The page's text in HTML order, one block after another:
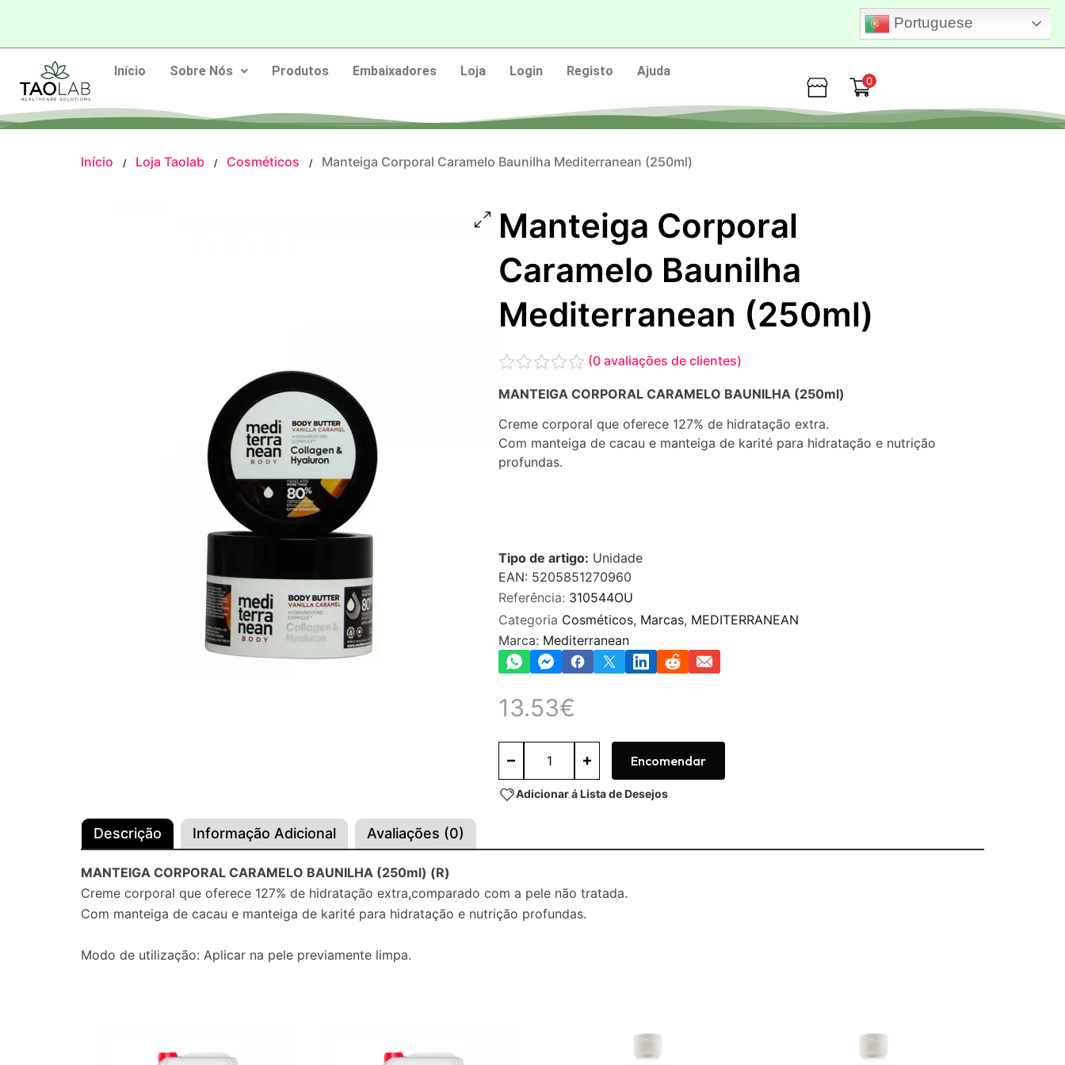
Portuguese
Início Sobre Nós Produtos Embaixadores Loja Login Registo
Ajuda
Loja
0
Início / Loja Taolab / Cosméticos / Manteiga Corporal Caramelo Baunilha Mediterranean (250ml)
Manteiga Corporal
Caramelo Baunilha
Mediterranean (250ml)
0
de
5
(0 avaliações de clientes)
MANTEIGA CORPORAL CARAMELO BAUNILHA (250ml)
Creme corporal que oferece 127% de hidratação extra.
Com manteiga de cacau e manteiga de karité para hidratação e nutrição
profundas.
Tipo de artigo: Unidade
EAN: 5205851270960
Referência: 310544OU
Categoria Cosméticos, Marcas, MEDITERRANEAN
Marca: Mediterranean
13.53€
Encomendar
Adicionar á Lista de Desejos
Descrição Informação Adicional Avaliações (0)
MANTEIGA CORPORAL CARAMELO BAUNILHA (250ml) (R)
Creme corporal que oferece 127% de hidratação extra,comparado com a pele não tratada.
Com manteiga de cacau e manteiga de karité para hidratação e nutrição profundas.
Modo de utilização: Aplicar na pele previamente limpa.